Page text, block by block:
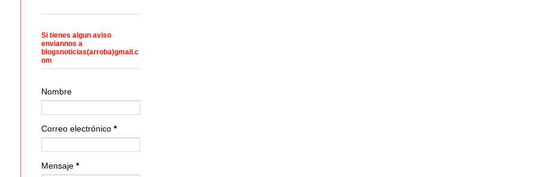
Si tienes algun aviso
enviannos a
blogsnoticias(arroba)gmail.c
om
Nombre
Correo electrónico *
Mensaje *